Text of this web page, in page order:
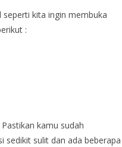
kita ingin membuka
:
kamu sudah
sedikit sulit dan ada beberapa